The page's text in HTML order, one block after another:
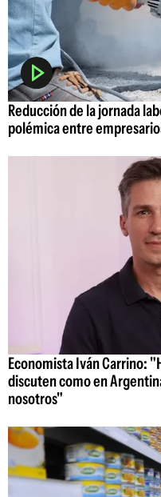
Reducción de la jornada
polémica entre
Economista Iván Carrino:
discuten como en
nosotros"